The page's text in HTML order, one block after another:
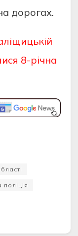
дорогaх.
8-річна
поліція